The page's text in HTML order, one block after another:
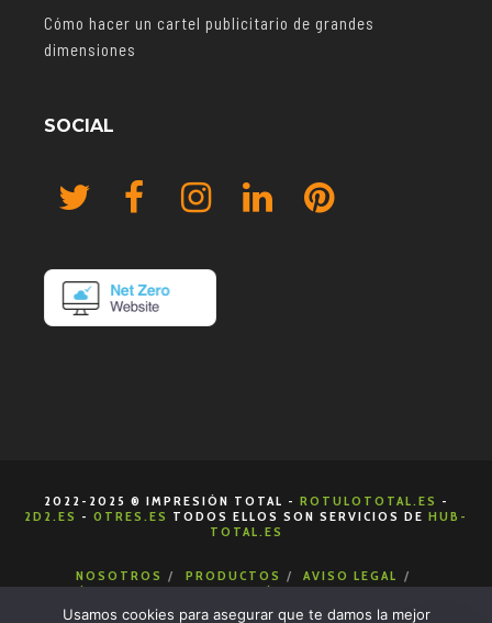
Cómo hacer un cartel publicitario de grandes
dimensiones
SOCIAL
2022-2025 ® IMPRESIÓN TOTAL - ROTULOTOTAL.ES -
2D2.ES - 0TRES.ES TODOS ELLOS SON SERVICIOS DE HUB-
TOTAL.ES
NOSOTROS PRODUCTOS
AVISO LEGAL
POLÍTICA DE COOKIES
POLÍTICA DE PRIVACIDAD
CONDICIONES DE VENTA
CONTACTA
Usamos cookies para asegurar que te damos la mejor